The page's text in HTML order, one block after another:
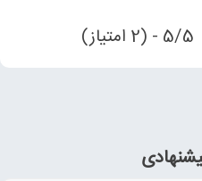
5/5 - (2 امتیاز)